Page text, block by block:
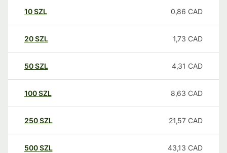
10SZL 0,86 CAD
20SZL 1,73 CAD
50SZL 4,31 CAD
100SZL 8,63 CAD
250SZL 21,57 CAD
500SZL 43,13 CAD